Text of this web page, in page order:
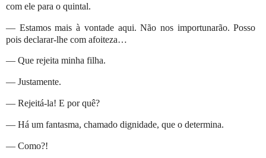
com ele para o quintal.
— Estamos mais à vontade aqui. Não nos importunarão. Posso
pois declarar-lhe com afoiteza…
— Que rejeita minha filha.
— Justamente.
— Rejeitá-la! E por quê?
— Há um fantasma, chamado dignidade, que o determina.
— Como?!